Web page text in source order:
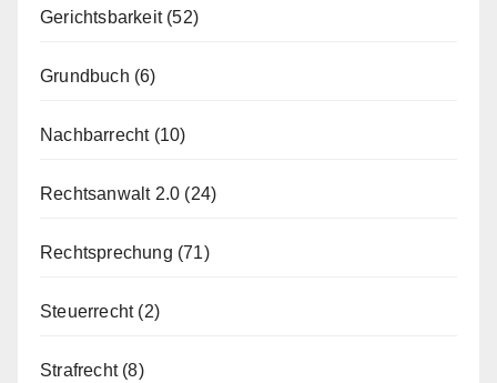
Gerichtsbarkeit(52)
Grundbuch (6)
Nachbarrecht(10)
Rechtsanwalt 2.0 (24)
Rechtsprechung (71)
Steuerrecht(2)
Strafrecht(8)